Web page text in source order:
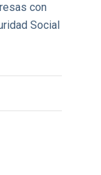
con
Social